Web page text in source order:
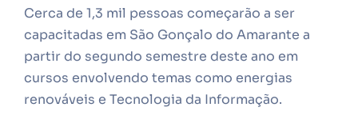
Cerca de 1,3 mil pessoas começarão a ser
capacitadas em São Gonçalo do Amarante a
partir do segundo semestre deste ano em
cursos envolvendo temas como energias
renováveis e Tecnologia da Informação.